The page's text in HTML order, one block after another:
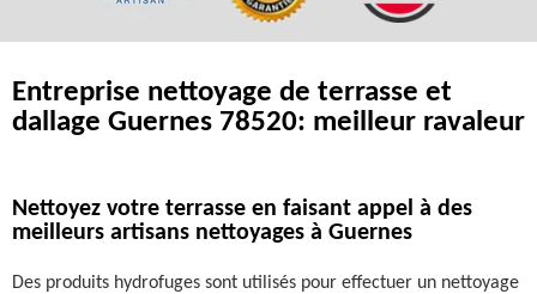
Entreprise nettoyage de terrasse et
dallage Guernes 78520: meilleur ravaleur
Nettoyez votre terrasse en faisant appel à des
meilleurs artisans nettoyages à Guernes
Des produits hydrofuges sont utilisés pour effectuer un nettoyage